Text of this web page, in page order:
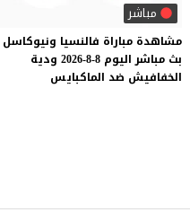
مباشر
مشاهدة مباراة فالنسيا ونيوكاسل
بث مباشر اليوم 8-8-2026
ودية
الخفافيش ضد الماكبايس